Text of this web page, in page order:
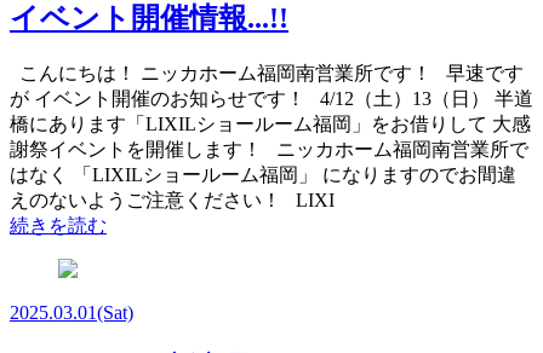
イベント開催情報...!!
こんにちは！ ニッカホーム福岡南営業所です！ 早速です
が イベント開催のお知らせです！ 4/12（土）13（日） 半道
橋にあります「LIXILショールーム福岡」をお借りして 大感
謝祭イベントを開催します！ ニッカホーム福岡南営業所で
はなく 「LIXILショールーム福岡」 になりますのでお間違
えのないようご注意ください！ LIXI
続きを読む
2025.03.01(Sat)